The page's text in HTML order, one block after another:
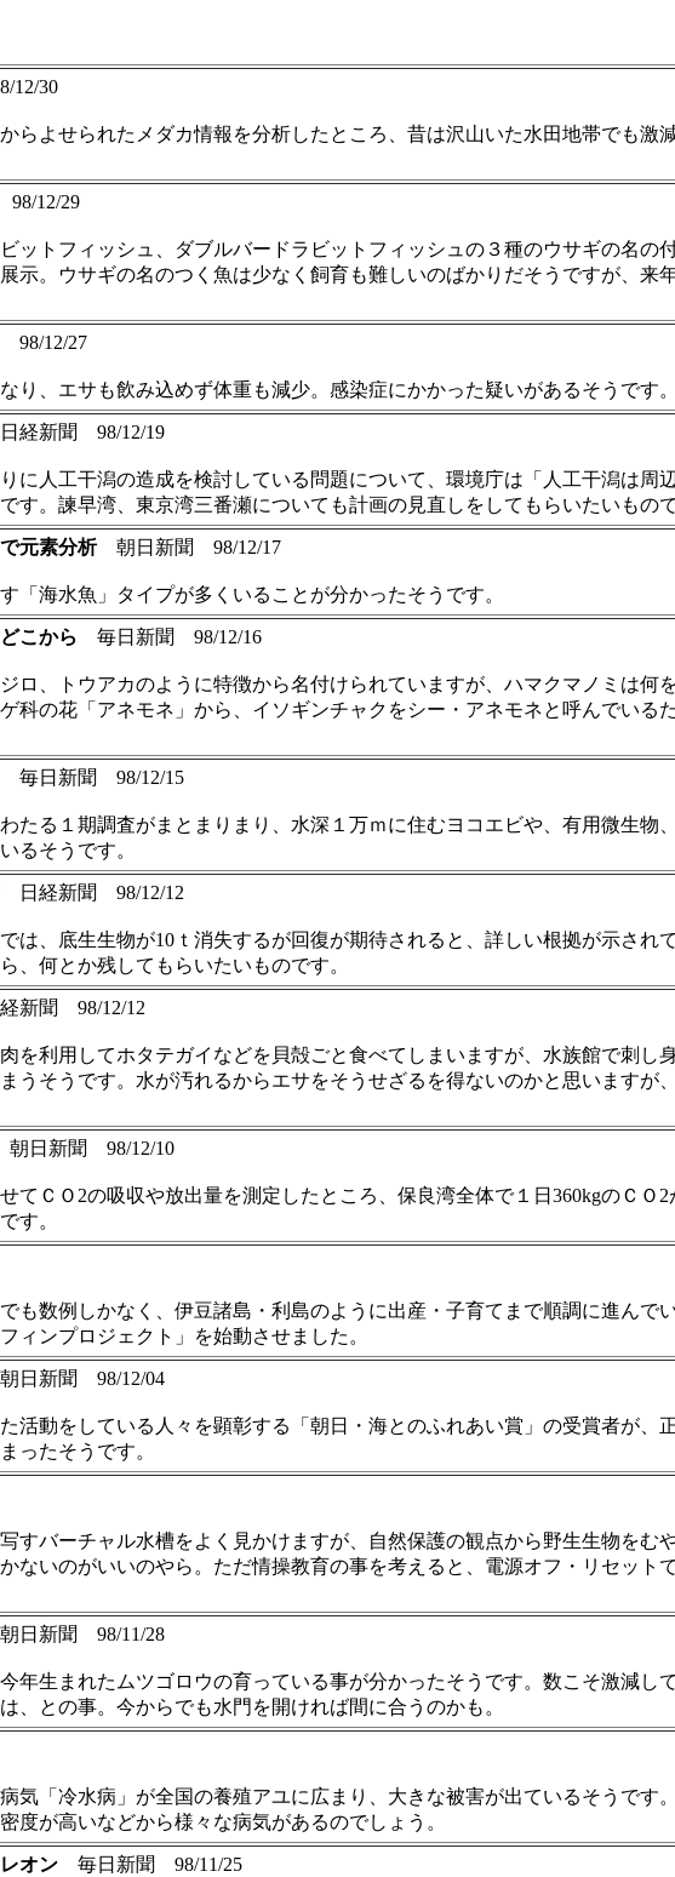
30
らよせられたメダカ情報を分析したところ、昔は沢山いた水田地帯でも激
12/29
ットフィッシュ、ダブルバードラビットフィッシュの３種のウサギの名の
示。ウサギの名のつく魚は少なく飼育も難しいのばかりだそうですが、来
12/27
、エサも飲み込めず体重も減少。感染症にかかった疑いがあるそうです。
経新聞 98/12/19
に人工干潟の造成を検討している問題について、環境庁は「人工干潟は周
。諫早湾、東京湾三番瀬についても計画の見直しをしてもらいたいもので
元素分析朝日新聞 98/12/17
海水魚」タイプが多くいることが分かったそうです。
こから 毎日新聞 98/12/16
ロ、トウアカのように特徴から名付けられていますが、ハマクマノミは何
科の花「アネモネ」から、イソギンチャクをシー・アネモネと呼んでいる
毎日新聞 98/12/15
たる１期調査がまとまりまり、水深１万ｍに住むヨコエビや、有用微生物
るそうです。
日経新聞 98/12/12
は、底生生物が10ｔ消失するが回復が期待されると、詳しい根拠が示され
、何とか残してもらいたいものです。
新聞 98/12/12
を利用してホタテガイなどを貝殻ごと食べてしまいますが、水族館で刺し
うそうです。水が汚れるからエサをそうせざるを得ないのかと思いますが
朝日新聞 98/12/10
ＣＯ2の吸収や放出量を測定したところ、保良湾全体で１日360kgのＣＯ
す。
も数例しかなく、伊豆諸島・利島のように出産・子育てまで順調に進んで
ィンプロジェクト」を始動させました。
日新聞 98/12/04
活動をしている人々を顕彰する「朝日・海とのふれあい賞」の受賞者が、
ったそうです。
すバーチャル水槽をよく見かけますが、自然保護の観点から野生生物をむ
ないのがいいのやら。ただ情操教育の事を考えると、電源オフ・リセット
日新聞 98/11/28
年生まれたムツゴロウの育っている事が分かったそうです。数こそ激減し
との事。今からでも水門を開ければ間に合うのかも。
気「冷水病」が全国の養殖アユに広まり、大きな被害が出ているそうです
度が高いなどから様々な病気があるのでしょう。
オン 毎日新聞 98/11/25